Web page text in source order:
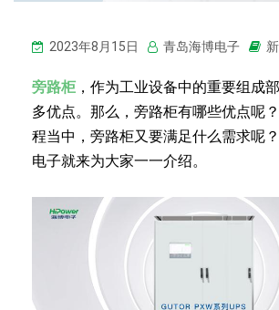
2023年8月15日 青岛海博电子
旁路柜，作为工业设备中的重要组成
多优点。那么，旁路柜有哪些优点呢
程当中，旁路柜又要满足什么需求呢
电子就来为大家一一介绍。